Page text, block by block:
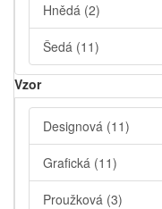
Hnědá (2)
Šedá (11)
Vzor
Designová (11)
Grafická (11)
Proužková (3)